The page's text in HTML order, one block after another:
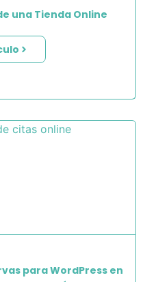
una Tienda Online
para WordPress en